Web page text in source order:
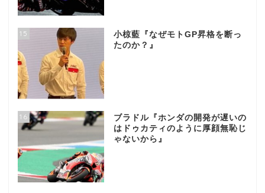
15
小椋藍『なぜモトGP昇格を断っ
たのか？』
16
ブラドル『ホンダの開発が遅いの
はドゥカティのように厚顔無恥じ
ゃないから』